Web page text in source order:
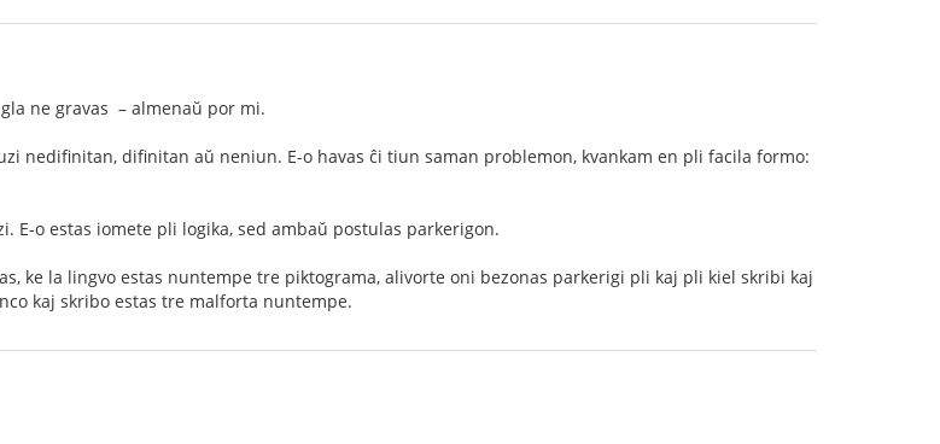
ne gravas – almenaŭ por mi.
nedifinitan, difinitan aŭ neniun. E-o havas ĉi tiun saman problemon, kvankam en pli facila formo:
E-o estas iomete pli logika, sed ambaŭ postulas parkerigon.
ke la lingvo estas nuntempe tre piktograma, alivorte oni bezonas parkerigi pli kaj pli kiel skribi kaj
kaj skribo estas tre malforta nuntempe.